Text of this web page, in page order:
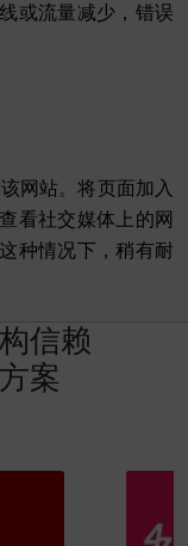
或流量减少，错误
网站。将页面加入
看社交媒体上的网
种情况下，稍有耐
构信赖
方案